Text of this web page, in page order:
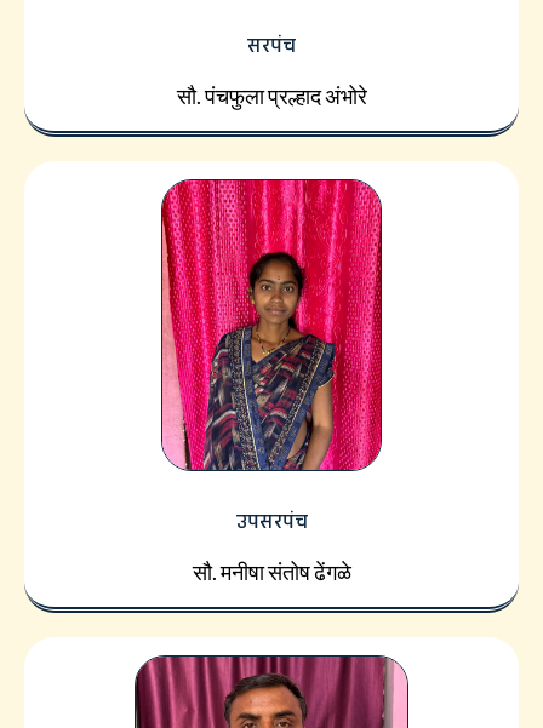
सरपंच
सौ. पंचफुला प्रल्हाद अंभोरे
उपसरपंच
सौ. मनीषा संतोष ढेंगळे